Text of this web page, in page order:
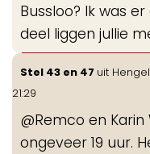
Bussloo? Ik was
deel liggen jullie
Stel 43 en 47 uit
21:29
@Remco en
ongeveer 19 uur.